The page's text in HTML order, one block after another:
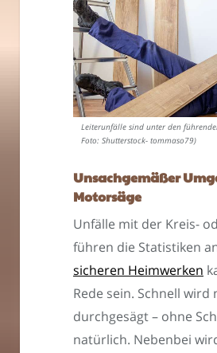
Leiterunfälle sind unter den
Foto: Shutterstock- tommaso79)
Unsachgemäßer
Motorsäge
Unfälle mit der Kreis-
führen die Statistiken
sicheren Heimwerken
Rede sein. Schnell wird
durchgesägt – ohne
natürlich. Nebenbei